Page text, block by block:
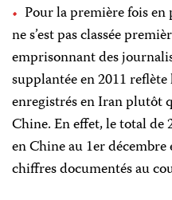
Pour la première fois en
ne s’est pas classée
emprisonnant des
supplantée en 2011 reflète
enregistrés en Iran plutôt
Chine. En effet, le total
en Chine au 1er
chiffres documentés au